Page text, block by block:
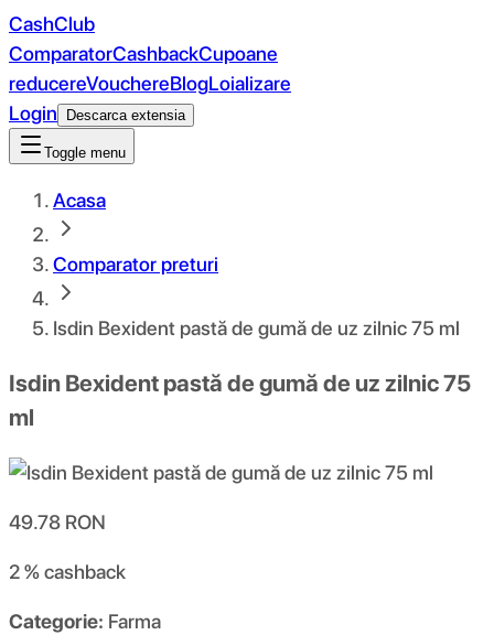
CashClub
ComparatorCashbackCupoane
reducereVouchereBlogLoializare
Login
Descarca extensia
Toggle menu
Acasa
Comparator preturi
Isdin Bexident pastă de gumă de uz zilnic 75 ml
Isdin Bexident pastă de gumă de uz zilnic 75
ml
49.78 RON
2 %cashback
Categorie: Farma